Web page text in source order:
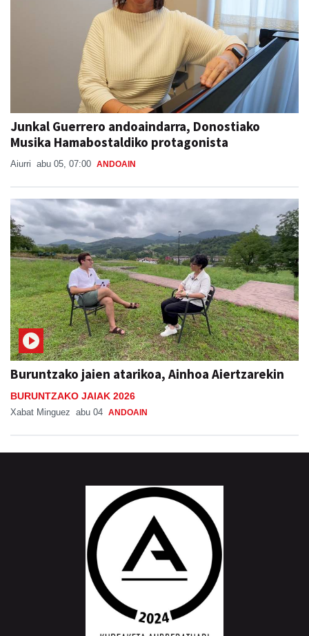
Junkal Guerrero andoaindarra, Donostiako
Musika Hamabostaldiko protagonista
Aiurri abu 05, 07:00 ANDOAIN
Buruntzako jaien atarikoa, Ainhoa Aiertzarekin
BURUNTZAKO JAIAK 2026
Xabat Minguez abu 04 ANDOAIN